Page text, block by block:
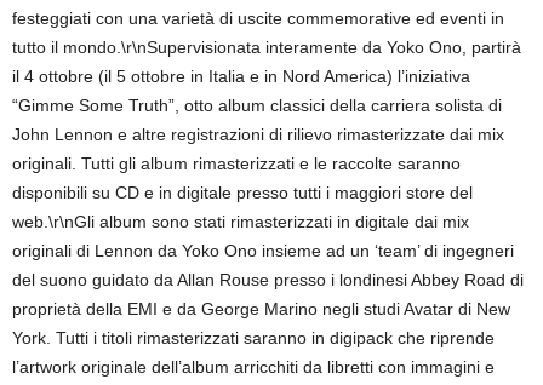
festeggiati con una varietà di uscite commemorative ed eventi in
tutto il mondo.\r\nSupervisionata interamente da Yoko Ono, partirà
il 4 ottobre (il 5 ottobre in Italia e in Nord America) l’iniziativa
“Gimme Some Truth”, otto album classici della carriera solista di
John Lennon e altre registrazioni di rilievo rimasterizzate dai mix
originali. Tutti gli album rimasterizzati e le raccolte saranno
disponibili su CD e in digitale presso tutti i maggiori store del
web.\r\nGli album sono stati rimasterizzati in digitale dai mix
originali di Lennon da Yoko Ono insieme ad un ‘team’ di ingegneri
del suono guidato da Allan Rouse presso i londinesi Abbey Road di
proprietà della EMI e da George Marino negli studi Avatar di New
York. Tutti i titoli rimasterizzati saranno in digipack che riprende
l’artwork originale dell’album arricchiti da libretti con immagini e